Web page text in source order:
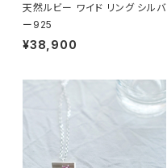
天然ルビー ワイド リング シルバ
ー925
¥38,900